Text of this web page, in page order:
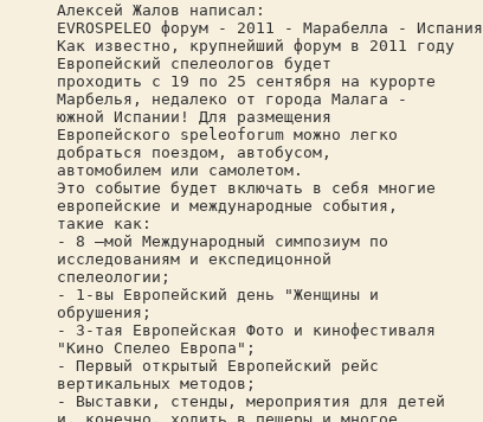
Алексей Жалов написал:
EVROSPELEO форум - 2011 - Марабелла - Испания
Как известно, крупнейший форум в 2011 году
Европейский спелеологов будет
проходить с 19 по 25 сентября на курорте
Марбелья, недалеко от города Малага -
южной Испании! Для размещения
Европейского speleoforum можно легко
добраться поездом, автобусом,
автомобилем или самолетом.
Это событие будет включать в себя многие
европейские и международные события,
такие как:
- 8 –мой Международный симпозиум по
исследованиям и eкспедицонной
спелеологии;
- 1-вы Европейский день "Женщины и
обрушения;
- 3-тая Европейская Фото и кинофестиваля
"Кино Спелео Европа";
- Первый открытый Европейский рейс
вертикальных методов;
- Выставки, стенды, мероприятия для детей